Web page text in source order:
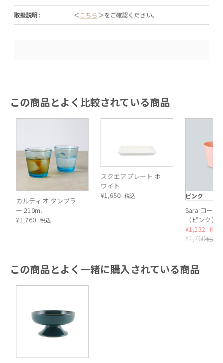
取扱説明: ＜こちら ＞をご確認ください。
この商品とよく比較されている商品
カルティオ タンブラ
ー 210ml
¥1,760 税込
スクエアプレート ホ
ワイト
¥1,650 税込 ピンク
Sara コーヒ
（ピンク）
¥1,232 税込
¥1,760税込
この商品とよく一緒に購入されている商品